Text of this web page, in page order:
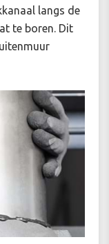
langs de
te boren. Dit